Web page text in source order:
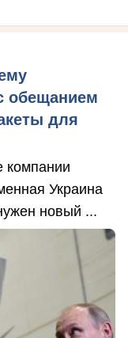
обещанием
для
компании
Украина
новый ...